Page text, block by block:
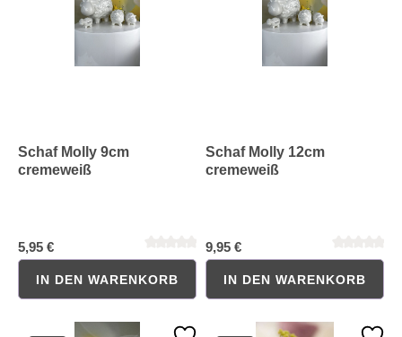
Schaf Molly 9cm
cremeweiß
5,95 €
IN DEN WARENKORB
Schaf Molly 12cm
cremeweiß
9,95 €
IN DEN WARENKORB